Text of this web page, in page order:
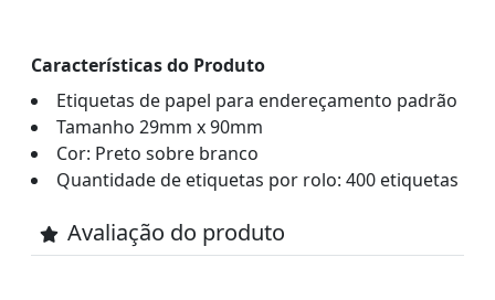
Características do Produto
Etiquetas de papel para endereçamento padrão
Tamanho 29mm x 90mm
Cor: Preto sobre branco
Quantidade de etiquetas por rolo: 400 etiquetas
Avaliação do produto